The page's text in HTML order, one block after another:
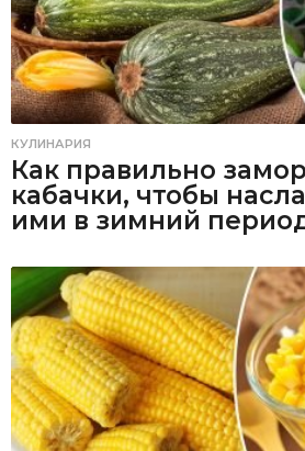
КУЛИНАРИЯ
Как правильно
кабачки, чтобы
ими в зимний